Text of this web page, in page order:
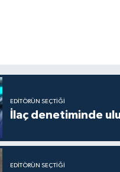
EDITÖRÜN SEÇTIĞI
İlaç denetiminde
EDITÖRÜN SEÇTIĞI